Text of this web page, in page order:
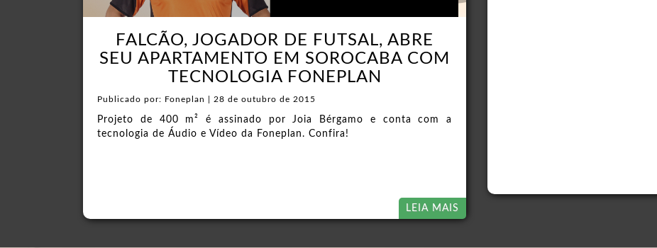
FALCÃO, JOGADOR DE FUTSAL, ABRE
SEU APARTAMENTO EM SOROCABA COM
TECNOLOGIA FONEPLAN
Publicado por: Foneplan | 28 de outubro de 2015
Projeto de 400 m² é assinado por Joia Bérgamo e conta com a
tecnologia de Áudio e Vídeo da Foneplan. Confira!
LEIA MAIS